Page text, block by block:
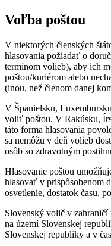
Voľba poštou
V niektorých členských
hlasovania požiadať o
termínom volieb), aby ich
poštou/kuriérom alebo
(inou, než členom danej
V Španielsku,
voliť poštou. V Rakúsku,
táto forma hlasovania
sa nemôžu v deň volieb
osôb so zdravotným
Hlasovanie poštou
hlasovať v prispôsobenom
osvetlenie, dostatok času,
Slovenský volič v
na území Slovenskej
Slovenskej republiky a v